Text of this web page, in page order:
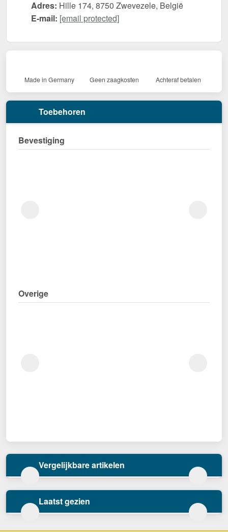
Adres: Hille 174, 8750 Zwevezele, België
E-mail: [email protected]
Made in Germany Geen zaagkosten Achteraf betalen
Toebehoren
Bevestiging
Overige
Vergelijkbare artikelen
Laatst gezien